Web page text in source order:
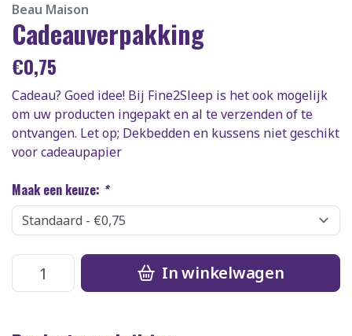
Beau Maison
Cadeauverpakking
€0,75
Cadeau? Goed idee! Bij Fine2Sleep is het ook mogelijk
om uw producten ingepakt en al te verzenden of te
ontvangen. Let op; Dekbedden en kussens niet geschikt
voor cadeaupapier
Maak een keuze: *
In winkelwagen